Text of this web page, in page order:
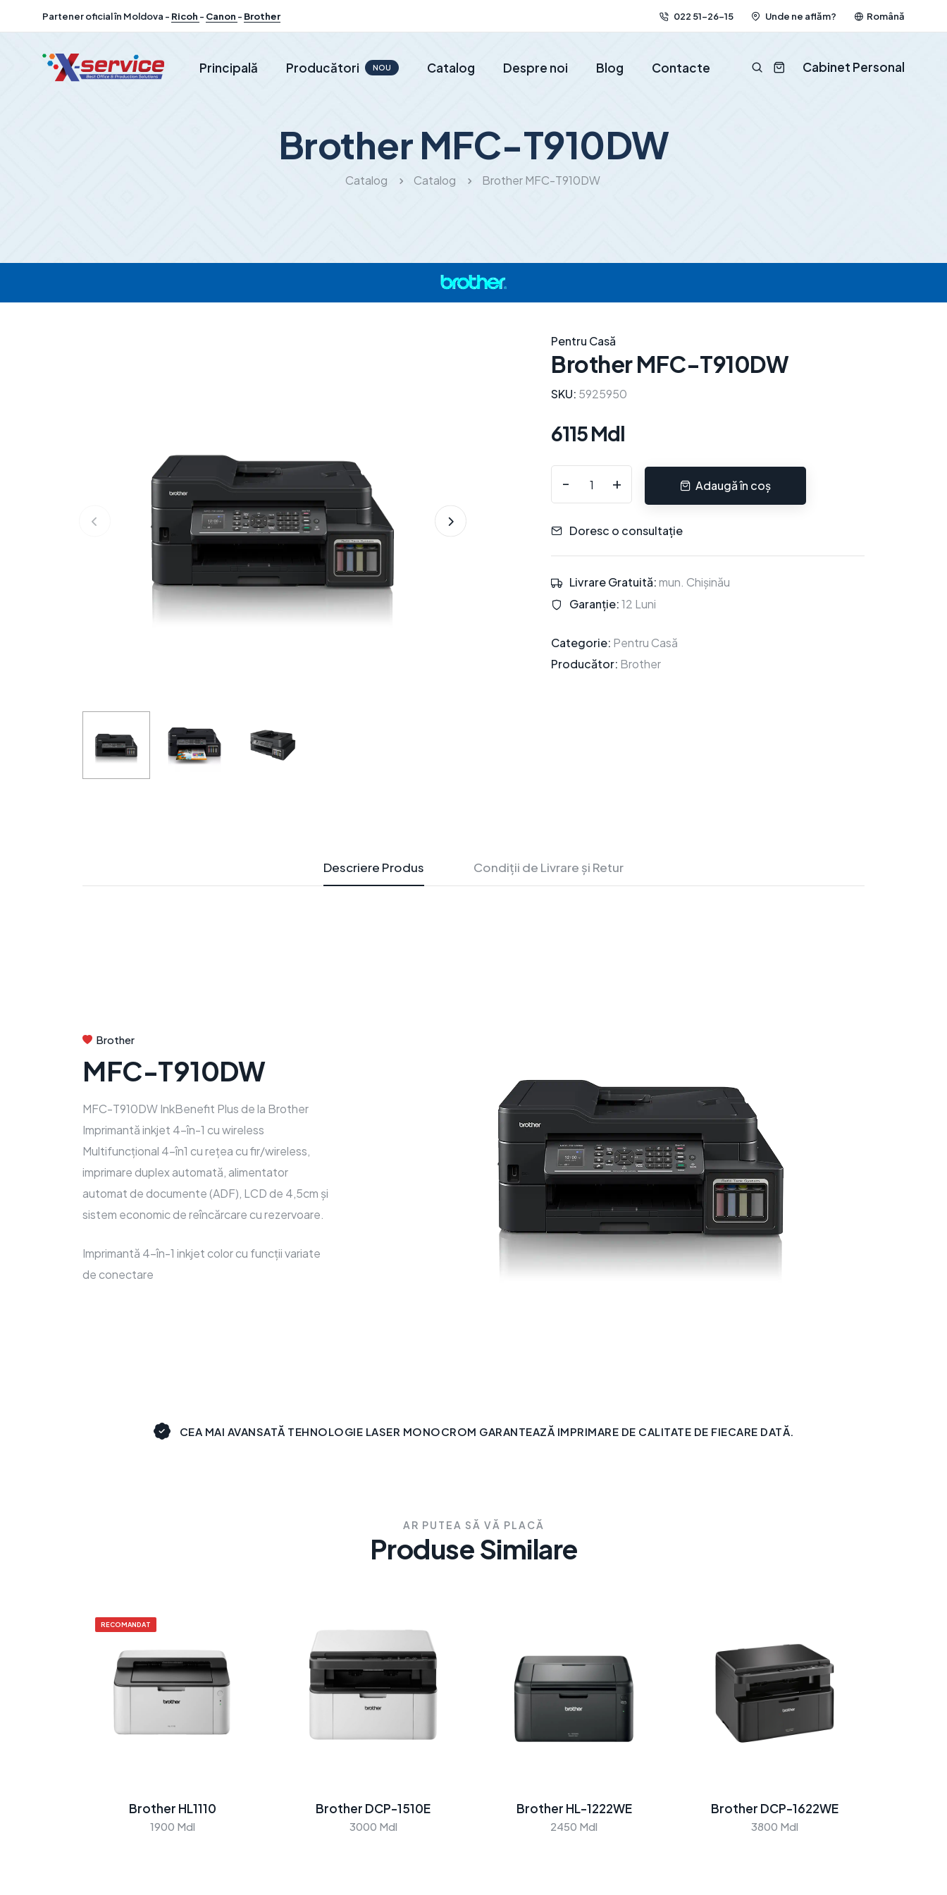
Partener oficial în Moldova - Ricoh - Canon - Brother 022 51-26-15 Unde ne aflăm? Română
Principală Producători NOU Catalog Despre noi Blog Contacte Cabinet Personal
Brother MFC-T910DW
Catalog Catalog Brother MFC-T910DW
Pentru Casă
Brother MFC-T910DW
SKU: 5925950
6115 Mdl
- + Adaugă în coș
Doresc o consultație
Livrare Gratuită:mun. Chișinău
Garanție:12 Luni
Categorie: Pentru Casă
Producător: Brother
Descriere Produs Condiții de Livrare și Retur
Brother
MFC-T910DW
MFC-T910DW InkBenefit Plus de la Brother
Imprimantă inkjet 4-în-1 cu wireless
Multifuncțional 4-în1 cu rețea cu fir/wireless,
imprimare duplex automată, alimentator
automat de documente (ADF), LCD de 4,5cm și
sistem economic de reîncărcare cu rezervoare.
Imprimantă 4-în-1 inkjet color cu funcții variate
de conectare
CEA MAI AVANSATĂ TEHNOLOGIE LASER MONOCROM GARANTEAZĂ IMPRIMARE DE CALITATE DE FIECARE DATĂ.
AR PUTEA SĂ VĂ PLACĂ
Produse Similare
RECOMANDAT
Brother HL1110
1900 Mdl
Brother DCP-1510E
3000 Mdl
Brother HL-1222WE
2450 Mdl
Brother DCP-1622WE
3800 Mdl